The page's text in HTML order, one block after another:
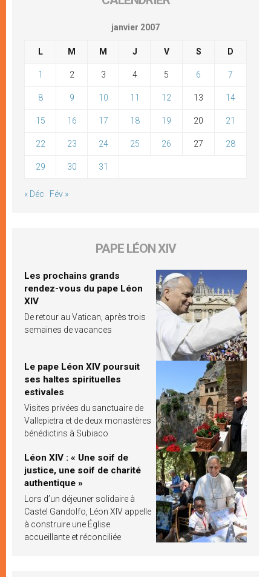
janvier 2007
L M M J V S D
1 2 3 4 5 6 7
8 9 10 11 12 13 14
15 16 17 18 19 20 21
22 23 24 25 26 27 28
29 30 31
« Déc Fév »
PAPE LÉON XIV
Les prochains grands
rendez-vous du pape Léon
XIV
De retour au Vatican, après trois
semaines de vacances
Le pape Léon XIV poursuit
ses haltes spirituelles
estivales
Visites privées du sanctuaire de
Vallepietra et de deux monastères
bénédictins à Subiaco
Léon XIV : « Une soif de
justice, une soif de charité
authentique »
Lors d’un déjeuner solidaire à
Castel Gandolfo, Léon XIV appelle
à construire une Église
accueillante et réconciliée